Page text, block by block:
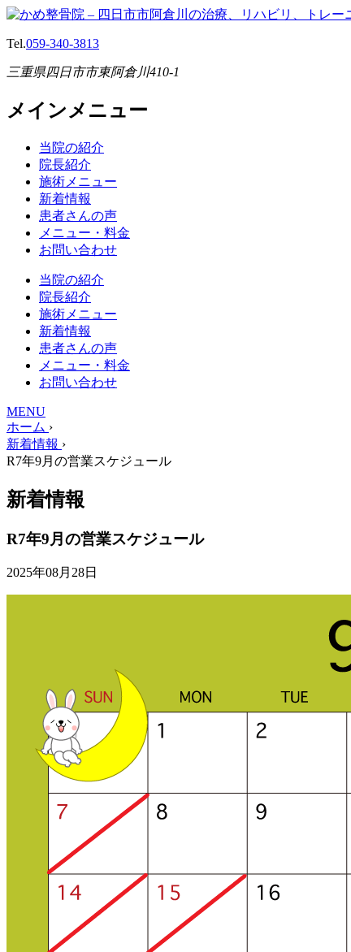
Tel.059-340-3813
三重県四日市市東阿倉川410-1
メインメニュー
当院の紹介
院長紹介
施術メニュー
新着情報
患者さんの声
メニュー・料金
お問い合わせ
当院の紹介
院長紹介
施術メニュー
新着情報
患者さんの声
メニュー・料金
お問い合わせ
MENU
ホーム ›
新着情報 ›
R7年9月の営業スケジュール
新着情報
R7年9月の営業スケジュール
2025年08月28日